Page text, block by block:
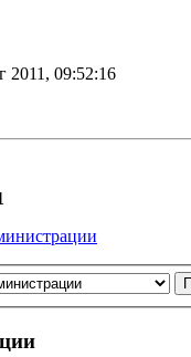
2011, 09:52:16